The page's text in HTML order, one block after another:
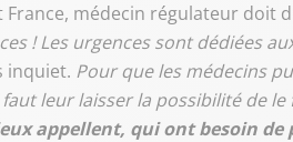
France, médecin régulateur doit
! Les urgences sont dédiées
inquiet. Pour que les médecins
leur laisser la possibilité de le
appellent, qui ont besoin de